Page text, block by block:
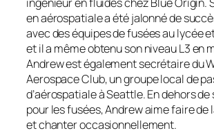
en aérospatiale a été jalonné de
avec des équipes de fusées au lycée
et il a même obtenu son niveau L3 en
Andrew est également secrétaire du
Aerospace Club, un groupe local de
d’aérospatiale à Seattle. En dehors
pour les fusées, Andrew aime faire de
et chanter occasionnellement.